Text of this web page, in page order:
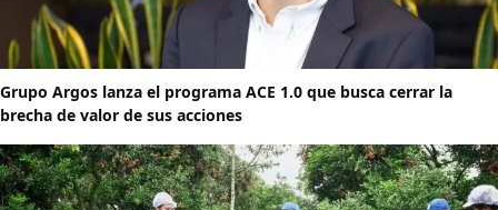
Grupo Argos lanza el programa ACE 1.0 que busca cerrar la
brecha de valor de sus acciones